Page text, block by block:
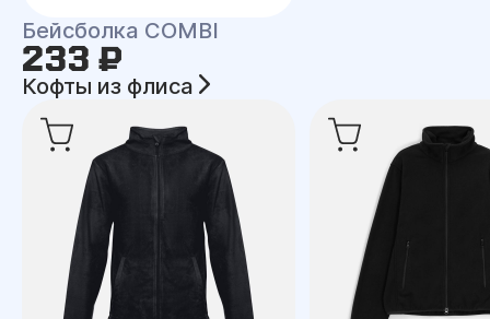
Бейсболка COMBI
233 ₽
Кофты из флиса